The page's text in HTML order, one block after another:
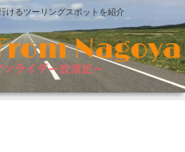
けるツーリングスポットを紹介